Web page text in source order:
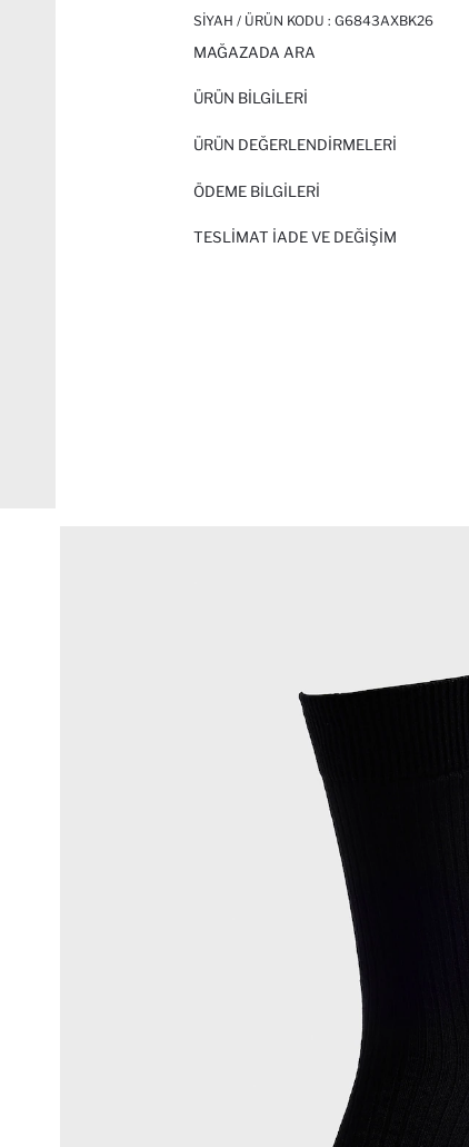
SIYAH / ÜRÜN KODU : G6843AXBK26
MAĞAZADA ARA
ÜRÜN BILGILERI
ÜRÜN DEĞERLENDİRMELERİ
ÖDEME BİLGİLERİ
TESLIMAT İADE VE DEĞIŞIM